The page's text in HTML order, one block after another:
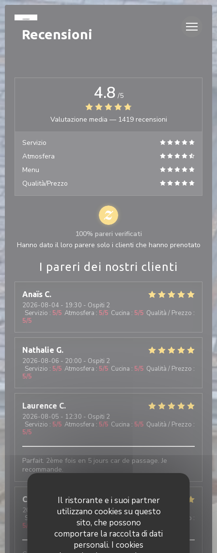
Personalizzazione delle tue scelte sui cookie
Il ristorante e i suoi partner
utilizzano cookies su questo
sito, che possono
comportare la raccolta di dati
personali. I cookies
Recensioni
I pareri dei nostri clienti
Anaïs C
2026-08-04 - 19:30 - Ospiti 2
Servizio : 5/5 Atmosfera : 5/5 Cucina : 5/5 Qualità / Prezzo :
5/5
Nathalie G
2026-08-06 - 20:00 - Ospiti 2
Servizio : 5/5 Atmosfera : 5/5 Cucina : 5/5 Qualità / Prezzo :
5/5
Laurence C
2026-08-05 - 12:30 - Ospiti 2
Servizio : 5/5 Atmosfera : 5/5 Cucina : 5/5 Qualità / Prezzo :
5/5
Parfait. 2ème fois en 5 jours car de passage. Je
recommande.
Camille
2026-08-04- 19:00 - Ospiti 3
Servizio
Atmosfera 5 5/5 Qualità / Prezzo :
5/5
4.8 /5
Valutazione media — 1419 recensioni
Servizio
Atmosfera
Menu
Qualità/Prezzo
100% pareri verificati
Hanno dato il loro parere solo i clienti che hanno prenotato